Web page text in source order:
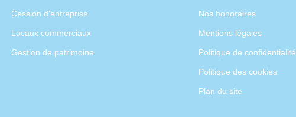
Cession d'entreprise
Locaux commerciaux
Gestion de patrimoine
Nos honoraires
Mentions légales
Politique de confidentialité
Politique des cookies
Plan du site